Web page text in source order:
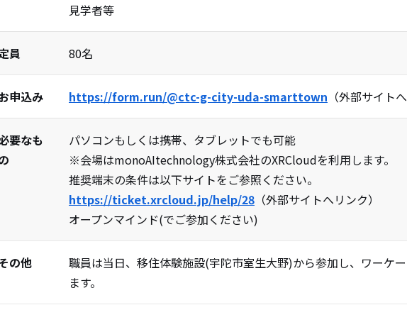
見学者等
員 80名
申込み https://form.run/@ctc-g-city-uda-smarttown （外部サイト
要なも
パソコンもしくは携帯、タブレットでも可能
※会場はmonoAItechnology株式会社のXRCloudを利用します。
推奨端末の条件は以下サイトをご参照ください。
https://ticket.xrcloud.jp/help/28 （外部サイトへリンク）
オープンマインド(でご参加ください)
の他
職員は当日、移住体験施設(宇陀市室生大野)から参加し、ワーケ
ます。